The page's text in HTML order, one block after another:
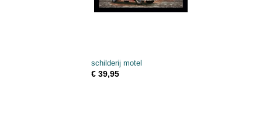
schilderij motel
€ 39,95